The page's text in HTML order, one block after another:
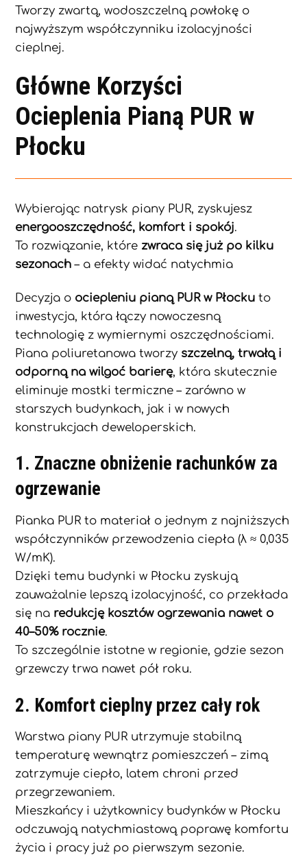
Tworzy zwartą, wodoszczelną powłokę o
najwyższym współczynniku izolacyjności
cieplnej.
Główne Korzyści
Ocieplenia Pianą PUR w
Płocku
Wybierając natrysk piany PUR, zyskujesz
energooszczędność, komfort i spokój.
To rozwiązanie, które zwraca się już po kilku
sezonach – a efekty widać natychmia
Decyzja o ociepleniu pianą PUR w Płocku to
inwestycja, która łączy nowoczesną
technologię z wymiernymi oszczędnościami.
Piana poliuretanowa tworzy szczelną, trwałą i
odporną na wilgoć barierę, która skutecznie
eliminuje mostki termiczne – zarówno w
starszych budynkach, jak i w nowych
konstrukcjach deweloperskich.
1. Znaczne obniżenie rachunków za
ogrzewanie
Pianka PUR to materiał o jednym z najniższych
współczynników przewodzenia ciepła (λ ≈ 0,035
W/mK).
Dzięki temu budynki w Płocku zyskują
zauważalnie lepszą izolacyjność, co przekłada
się na redukcję kosztów ogrzewania nawet o
40–50% rocznie.
To szczególnie istotne w regionie, gdzie sezon
grzewczy trwa nawet pół roku.
2. Komfort cieplny przez cały rok
Warstwa piany PUR utrzymuje stabilną
temperaturę wewnątrz pomieszczeń – zimą
zatrzymuje ciepło, latem chroni przed
przegrzewaniem.
Mieszkańcy i użytkownicy budynków w Płocku
odczuwają natychmiastową poprawę komfortu
życia i pracy już po pierwszym sezonie.